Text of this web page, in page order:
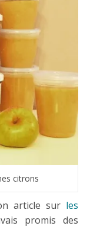
citrons
article sur les
promis des